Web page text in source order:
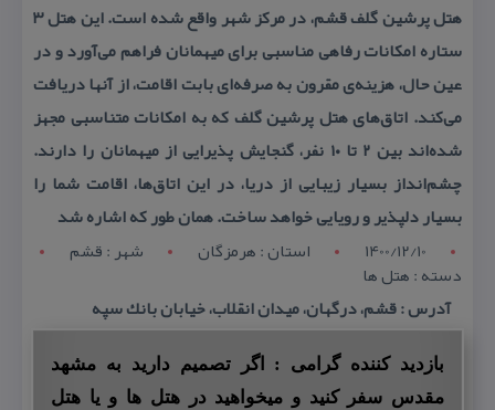
هتل پرشین گلف قشم، در مركز شهر واقع شده است. این هتل ۳
ستاره امكانات رفاهی مناسبی برای میهمانان فراهم می‌آورد و در
عین حال، هزینه‌ی مقرون به صرفه‌ای بابت اقامت، از آنها دریافت
می‌كند. اتاق‌های هتل پرشین گلف كه به امكانات متناسبی مجهز
شده‌اند بین ۲ تا ۱۰ نفر، گنجایش پذیرایی از میهمانان را دارند.
چشم‌انداز بسیار زیبایی از دریا، در این اتاق‌ها، اقامت شما را
بسیار دلپذیر و رویایی خواهد ساخت. همان طور كه اشاره شد
1400/12/10
استان : هرمزگان شهر : قشم
دسته : هتل ها
آدرس : قشم، درگهان، میدان انقلاب، خیابان بانك سپه
بازدید کننده گرامی : اگر تصمیم دارید به مشهد
مقدس سفر کنید و میخواهید در هتل ها و یا هتل